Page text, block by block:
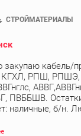
СТРОЙМАТЕРИАЛЫ
закупаю кабель/
РПШ, РПШЭ,
ПВББШВ.
наличные, б/н.